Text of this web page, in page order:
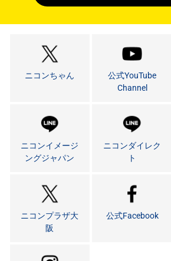
ニコンちゃん
公式YouTube
Channel
ニコンイメージ
ングジャパン
ニコンダイレク
ト
ニコンプラザ大
阪
公式Facebook